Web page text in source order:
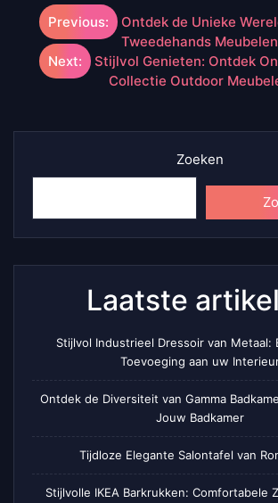
Berichtnavigatie
Previous:
Ontdek de Unieke
Tweedehands Meubelen
Next:
Stijlvol Genieten: Ontdek
Collectie Outdoor
Zoeken
Laatste
Stijlvol Industrieel Dressoir van Metaal:
Toevoeging aan uw
Ontdek de Diversiteit van Gamma
Jouw Badkamer
Tijdloze Elegante Salontafel van
Stijlvolle IKEA Barkrukken: Comfortabele